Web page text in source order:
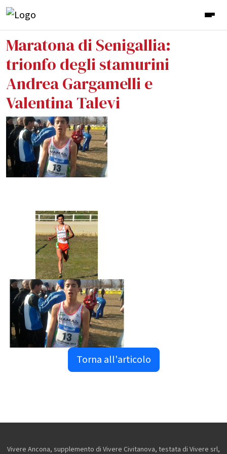
Maratona di Senigallia:
trionfo degli stamurini
Andrea Gargamelli e
Valentina Talevi
Torna all'articolo
Vivere Ancona, supplemento di Vivere Civitanova, testata di Vivere srl,